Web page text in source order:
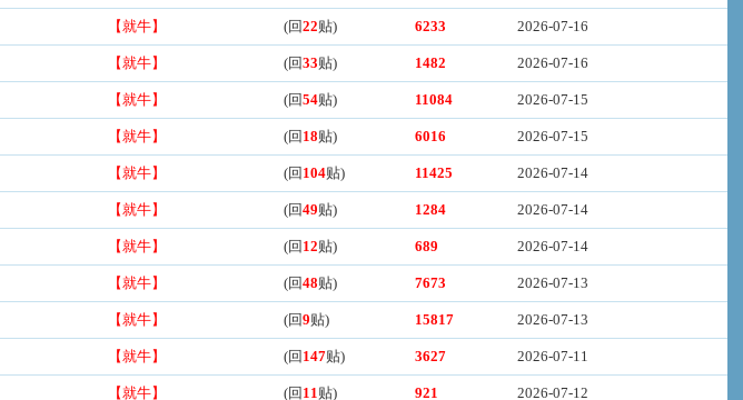
【就牛】 (回22贴) 6233 2026-07-16
【就牛】 (回33贴) 1482 2026-07-16
【就牛】 (回54贴) 11084 2026-07-15
【就牛】 (回 18贴) 6016 2026-07-15
【就牛】 (回 104贴) 11425 2026-07-14
【就牛】 (回49贴) 1284 2026-07-14
【就牛】 (回 12贴) 689 2026-07-14
【就牛】 (回48贴) 7673 2026-07-13
【就牛】 (回9贴) 15817 2026-07-13
【就牛】 (回 147贴) 3627 2026-07-11
【就牛】 (回 11贴) 921 2026-07-12